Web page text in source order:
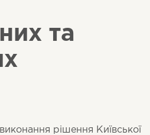
та
рішення Київської